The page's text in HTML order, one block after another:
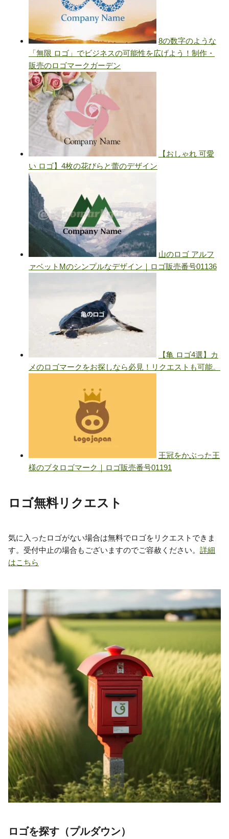
ロゴ無料リクエスト
気に入ったロゴがない場合は無料でロゴをリクエストできま
す。受付中止の場合もございますのでご容赦ください。 詳細
はこちら
ロゴを探す（プルダウン）